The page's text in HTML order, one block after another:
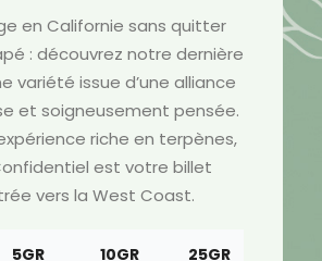
en Californie sans quitter
: découvrez notre dernière
variété issue d’une alliance
et soigneusement pensée.
riche en terpènes,
est votre billet
vers la West Coast.
5GR 10GR
25GR